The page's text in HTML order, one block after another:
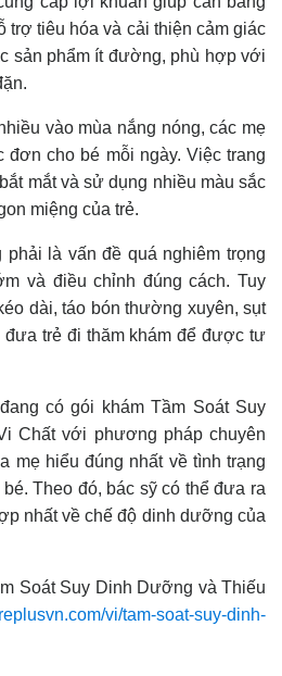
trợ tiêu hóa và cải thiện cảm giác
sản phẩm ít đường, phù hợp với
vào mùa nắng nóng, các mẹ
đơn cho bé mỗi ngày. Việc trang
mắt và sử dụng nhiều màu sắc
miệng của trẻ.
phải là vấn đề quá nghiêm trọng
và điều chỉnh đúng cách. Tuy
dài, táo bón thường xuyên, sụt
đưa trẻ đi thăm khám để được tư
có gói khám Tầm Soát Suy
Chất với phương pháp chuyên
mẹ hiểu đúng nhất về tình trạng
Theo đó, bác sỹ có thể đưa ra
nhất về chế độ dinh dưỡng của
Soát Suy Dinh Dưỡng và Thiếu
vi/tam-soat-suy-dinh-